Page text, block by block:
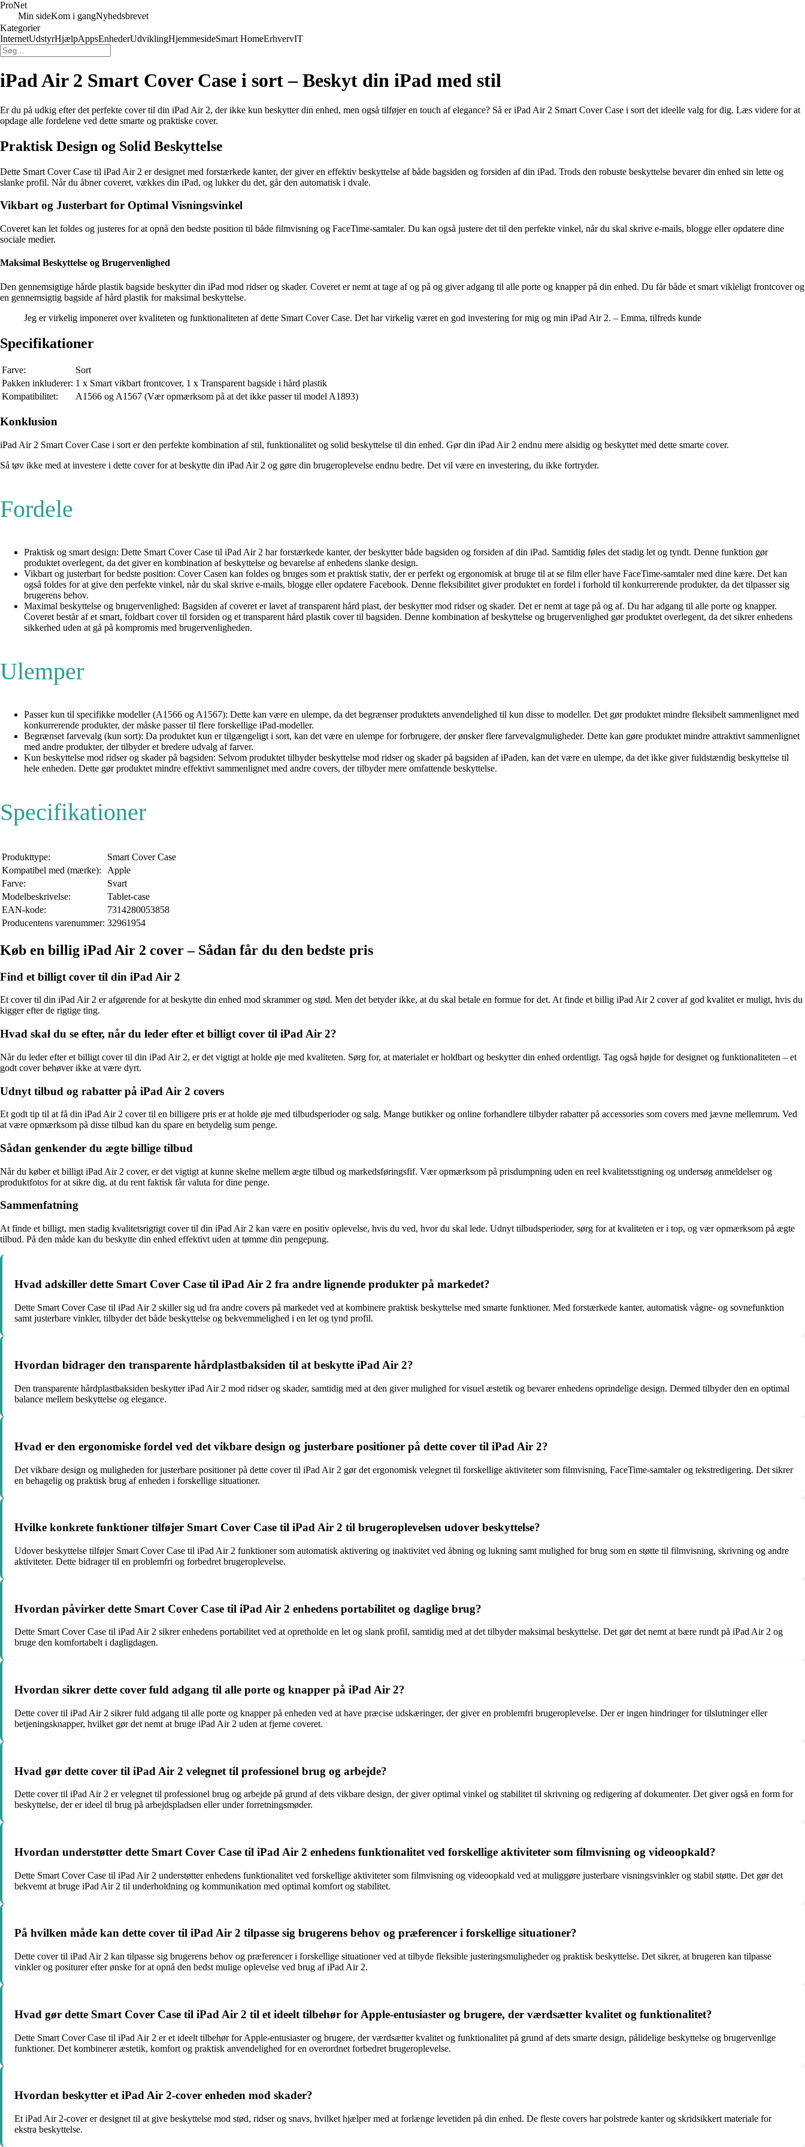
ProNet
Min sideKom i gangNyhedsbrevet
Kategorier
InternetUdstyrHjælpAppsEnhederUdviklingHjemmesideSmart HomeErhvervIT
iPad Air 2 Smart Cover Case i sort – Beskyt din iPad med stil
Er du på udkig efter det perfekte cover til din iPad Air 2, der ikke kun beskytter din enhed, men også tilføjer en touch af elegance? Så er iPad Air 2 Smart Cover Case i sort det ideelle valg for dig. Læs videre for at
opdage alle fordelene ved dette smarte og praktiske cover.
Praktisk Design og Solid Beskyttelse
Dette Smart Cover Case til iPad Air 2 er designet med forstærkede kanter, der giver en effektiv beskyttelse af både bagsiden og forsiden af din iPad. Trods den robuste beskyttelse bevarer din enhed sin lette og
slanke profil. Når du åbner coveret, vækkes din iPad, og lukker du det, går den automatisk i dvale.
Vikbart og Justerbart for Optimal Visningsvinkel
Coveret kan let foldes og justeres for at opnå den bedste position til både filmvisning og FaceTime-samtaler. Du kan også justere det til den perfekte vinkel, når du skal skrive e-mails, blogge eller opdatere dine
sociale medier.
Maksimal Beskyttelse og Brugervenlighed
Den gennemsigtige hårde plastik bagside beskytter din iPad mod ridser og skader. Coveret er nemt at tage af og på og giver adgang til alle porte og knapper på din enhed. Du får både et smart vikleligt frontcover og
en gennemsigtig bagside af hård plastik for maksimal beskyttelse.
Jeg er virkelig imponeret over kvaliteten og funktionaliteten af dette Smart Cover Case. Det har virkelig været en god investering for mig og min iPad Air 2. – Emma, tilfreds kunde
Specifikationer
Farve:
Sort
Pakken inkluderer: 1 x Smart vikbart frontcover, 1 x Transparent bagside i hård plastik
Kompatibilitet:
A1566 og A1567 (Vær opmærksom på at det ikke passer til model A1893)
Konklusion
iPad Air 2 Smart Cover Case i sort er den perfekte kombination af stil, funktionalitet og solid beskyttelse til din enhed. Gør din iPad Air 2 endnu mere alsidig og beskyttet med dette smarte cover.
Så tøv ikke med at investere i dette cover for at beskytte din iPad Air 2 og gøre din brugeroplevelse endnu bedre. Det vil være en investering, du ikke fortryder.
Fordele
Praktisk og smart design: Dette Smart Cover Case til iPad Air 2 har forstærkede kanter, der beskytter både bagsiden og forsiden af din iPad. Samtidig føles det stadig let og tyndt. Denne funktion gør
produktet overlegent, da det giver en kombination af beskyttelse og bevarelse af enhedens slanke design.
Vikbart og justerbart for bedste position: Cover Casen kan foldes og bruges som et praktisk stativ, der er perfekt og ergonomisk at bruge til at se film eller have FaceTime-samtaler med dine kære. Det kan
også foldes for at give den perfekte vinkel, når du skal skrive e-mails, blogge eller opdatere Facebook. Denne fleksibilitet giver produktet en fordel i forhold til konkurrerende produkter, da det tilpasser sig
brugerens behov.
Maximal beskyttelse og brugervenlighed: Bagsiden af coveret er lavet af transparent hård plast, der beskytter mod ridser og skader. Det er nemt at tage på og af. Du har adgang til alle porte og knapper.
Coveret består af et smart, foldbart cover til forsiden og et transparent hård plastik cover til bagsiden. Denne kombination af beskyttelse og brugervenlighed gør produktet overlegent, da det sikrer enhedens
sikkerhed uden at gå på kompromis med brugervenligheden.
Ulemper
Passer kun til specifikke modeller (A1566 og A1567): Dette kan være en ulempe, da det begrænser produktets anvendelighed til kun disse to modeller. Det gør produktet mindre fleksibelt sammenlignet med
konkurrerende produkter, der måske passer til flere forskellige iPad-modeller.
Begrænset farvevalg (kun sort): Da produktet kun er tilgængeligt i sort, kan det være en ulempe for forbrugere, der ønsker flere farvevalgmuligheder. Dette kan gøre produktet mindre attraktivt sammenlignet
med andre produkter, der tilbyder et bredere udvalg af farver.
Kun beskyttelse mod ridser og skader på bagsiden: Selvom produktet tilbyder beskyttelse mod ridser og skader på bagsiden af iPaden, kan det være en ulempe, da det ikke giver fuldstændig beskyttelse til
hele enheden. Dette gør produktet mindre effektivt sammenlignet med andre covers, der tilbyder mere omfattende beskyttelse.
Specifikationer
Produkttype:
Smart Cover Case
Kompatibel med (mærke):
Apple
Farve:
Svart
Modelbeskrivelse:
Tablet-case
EAN-kode:
7314280053858
Producentens varenummer: 32961954
Køb en billig iPad Air 2 cover – Sådan får du den bedste pris
Find et billigt cover til din iPad Air 2
Et cover til din iPad Air 2 er afgørende for at beskytte din enhed mod skrammer og stød. Men det betyder ikke, at du skal betale en formue for det. At finde et billig iPad Air 2 cover af god kvalitet er muligt, hvis du
kigger efter de rigtige ting.
Hvad skal du se efter, når du leder efter et billigt cover til iPad Air 2?
Når du leder efter et billigt cover til din iPad Air 2, er det vigtigt at holde øje med kvaliteten. Sørg for, at materialet er holdbart og beskytter din enhed ordentligt. Tag også højde for designet og funktionaliteten – et
godt cover behøver ikke at være dyrt.
Udnyt tilbud og rabatter på iPad Air 2 covers
Et godt tip til at få din iPad Air 2 cover til en billigere pris er at holde øje med tilbudsperioder og salg. Mange butikker og online forhandlere tilbyder rabatter på accessories som covers med jævne mellemrum. Ved
at være opmærksom på disse tilbud kan du spare en betydelig sum penge.
Sådan genkender du ægte billige tilbud
Når du køber et billigt iPad Air 2 cover, er det vigtigt at kunne skelne mellem ægte tilbud og markedsføringsfif. Vær opmærksom på prisdumpning uden en reel kvalitetsstigning og undersøg anmeldelser og
produktfotos for at sikre dig, at du rent faktisk får valuta for dine penge.
Sammenfatning
At finde et billigt, men stadig kvalitetsrigtigt cover til din iPad Air 2 kan være en positiv oplevelse, hvis du ved, hvor du skal lede. Udnyt tilbudsperioder, sørg for at kvaliteten er i top, og vær opmærksom på ægte
tilbud. På den måde kan du beskytte din enhed effektivt uden at tømme din pengepung.
Hvad adskiller dette Smart Cover Case til iPad Air 2 fra andre lignende produkter på markedet?
Dette Smart Cover Case til iPad Air 2 skiller sig ud fra andre covers på markedet ved at kombinere praktisk beskyttelse med smarte funktioner. Med forstærkede kanter, automatisk vågne- og sovnefunktion
samt justerbare vinkler, tilbyder det både beskyttelse og bekvemmelighed i en let og tynd profil.
Hvordan bidrager den transparente hårdplastbaksiden til at beskytte iPad Air 2?
Den transparente hårdplastbaksiden beskytter iPad Air 2 mod ridser og skader, samtidig med at den giver mulighed for visuel æstetik og bevarer enhedens oprindelige design. Dermed tilbyder den en optimal
balance mellem beskyttelse og elegance.
Hvad er den ergonomiske fordel ved det vikbare design og justerbare positioner på dette cover til iPad Air 2?
Det vikbare design og muligheden for justerbare positioner på dette cover til iPad Air 2 gør det ergonomisk velegnet til forskellige aktiviteter som filmvisning, FaceTime-samtaler og tekstredigering. Det sikrer
en behagelig og praktisk brug af enheden i forskellige situationer.
Hvilke konkrete funktioner tilføjer Smart Cover Case til iPad Air 2 til brugeroplevelsen udover beskyttelse?
Udover beskyttelse tilføjer Smart Cover Case til iPad Air 2 funktioner som automatisk aktivering og inaktivitet ved åbning og lukning samt mulighed for brug som en støtte til filmvisning, skrivning og andre
aktiviteter. Dette bidrager til en problemfri og forbedret brugeroplevelse.
Hvordan påvirker dette Smart Cover Case til iPad Air 2 enhedens portabilitet og daglige brug?
Dette Smart Cover Case til iPad Air 2 sikrer enhedens portabilitet ved at opretholde en let og slank profil, samtidig med at det tilbyder maksimal beskyttelse. Det gør det nemt at bære rundt på iPad Air 2 og
bruge den komfortabelt i dagligdagen.
Hvordan sikrer dette cover fuld adgang til alle porte og knapper på iPad Air 2?
Dette cover til iPad Air 2 sikrer fuld adgang til alle porte og knapper på enheden ved at have præcise udskæringer, der giver en problemfri brugeroplevelse. Der er ingen hindringer for tilslutninger eller
betjeningsknapper, hvilket gør det nemt at bruge iPad Air 2 uden at fjerne coveret.
Hvad gør dette cover til iPad Air 2 velegnet til professionel brug og arbejde?
Dette cover til iPad Air 2 er velegnet til professionel brug og arbejde på grund af dets vikbare design, der giver optimal vinkel og stabilitet til skrivning og redigering af dokumenter. Det giver også en form for
beskyttelse, der er ideel til brug på arbejdspladsen eller under forretningsmøder.
Hvordan understøtter dette Smart Cover Case til iPad Air 2 enhedens funktionalitet ved forskellige aktiviteter som filmvisning og videoopkald?
Dette Smart Cover Case til iPad Air 2 understøtter enhedens funktionalitet ved forskellige aktiviteter som filmvisning og videoopkald ved at muliggøre justerbare visningsvinkler og stabil støtte. Det gør det
bekvemt at bruge iPad Air 2 til underholdning og kommunikation med optimal komfort og stabilitet.
På hvilken måde kan dette cover til iPad Air 2 tilpasse sig brugerens behov og præferencer i forskellige situationer?
Dette cover til iPad Air 2 kan tilpasse sig brugerens behov og præferencer i forskellige situationer ved at tilbyde fleksible justeringsmuligheder og praktisk beskyttelse. Det sikrer, at brugeren kan tilpasse
vinkler og positurer efter ønske for at opnå den bedst mulige oplevelse ved brug af iPad Air 2.
Hvad gør dette Smart Cover Case til iPad Air 2 til et ideelt tilbehør for Apple-entusiaster og brugere, der værdsætter kvalitet og funktionalitet?
Dette Smart Cover Case til iPad Air 2 er et ideelt tilbehør for Apple-entusiaster og brugere, der værdsætter kvalitet og funktionalitet på grund af dets smarte design, pålidelige beskyttelse og brugervenlige
funktioner. Det kombinerer æstetik, komfort og praktisk anvendelighed for en overordnet forbedret brugeroplevelse.
Hvordan beskytter et iPad Air 2-cover enheden mod skader?
Et iPad Air 2-cover er designet til at give beskyttelse mod stød, ridser og snavs, hvilket hjælper med at forlænge levetiden på din enhed. De fleste covers har polstrede kanter og skridsikkert materiale for
ekstra beskyttelse.